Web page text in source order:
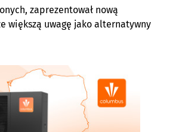
zaprezentował nową
większą uwagę jako alternatywny